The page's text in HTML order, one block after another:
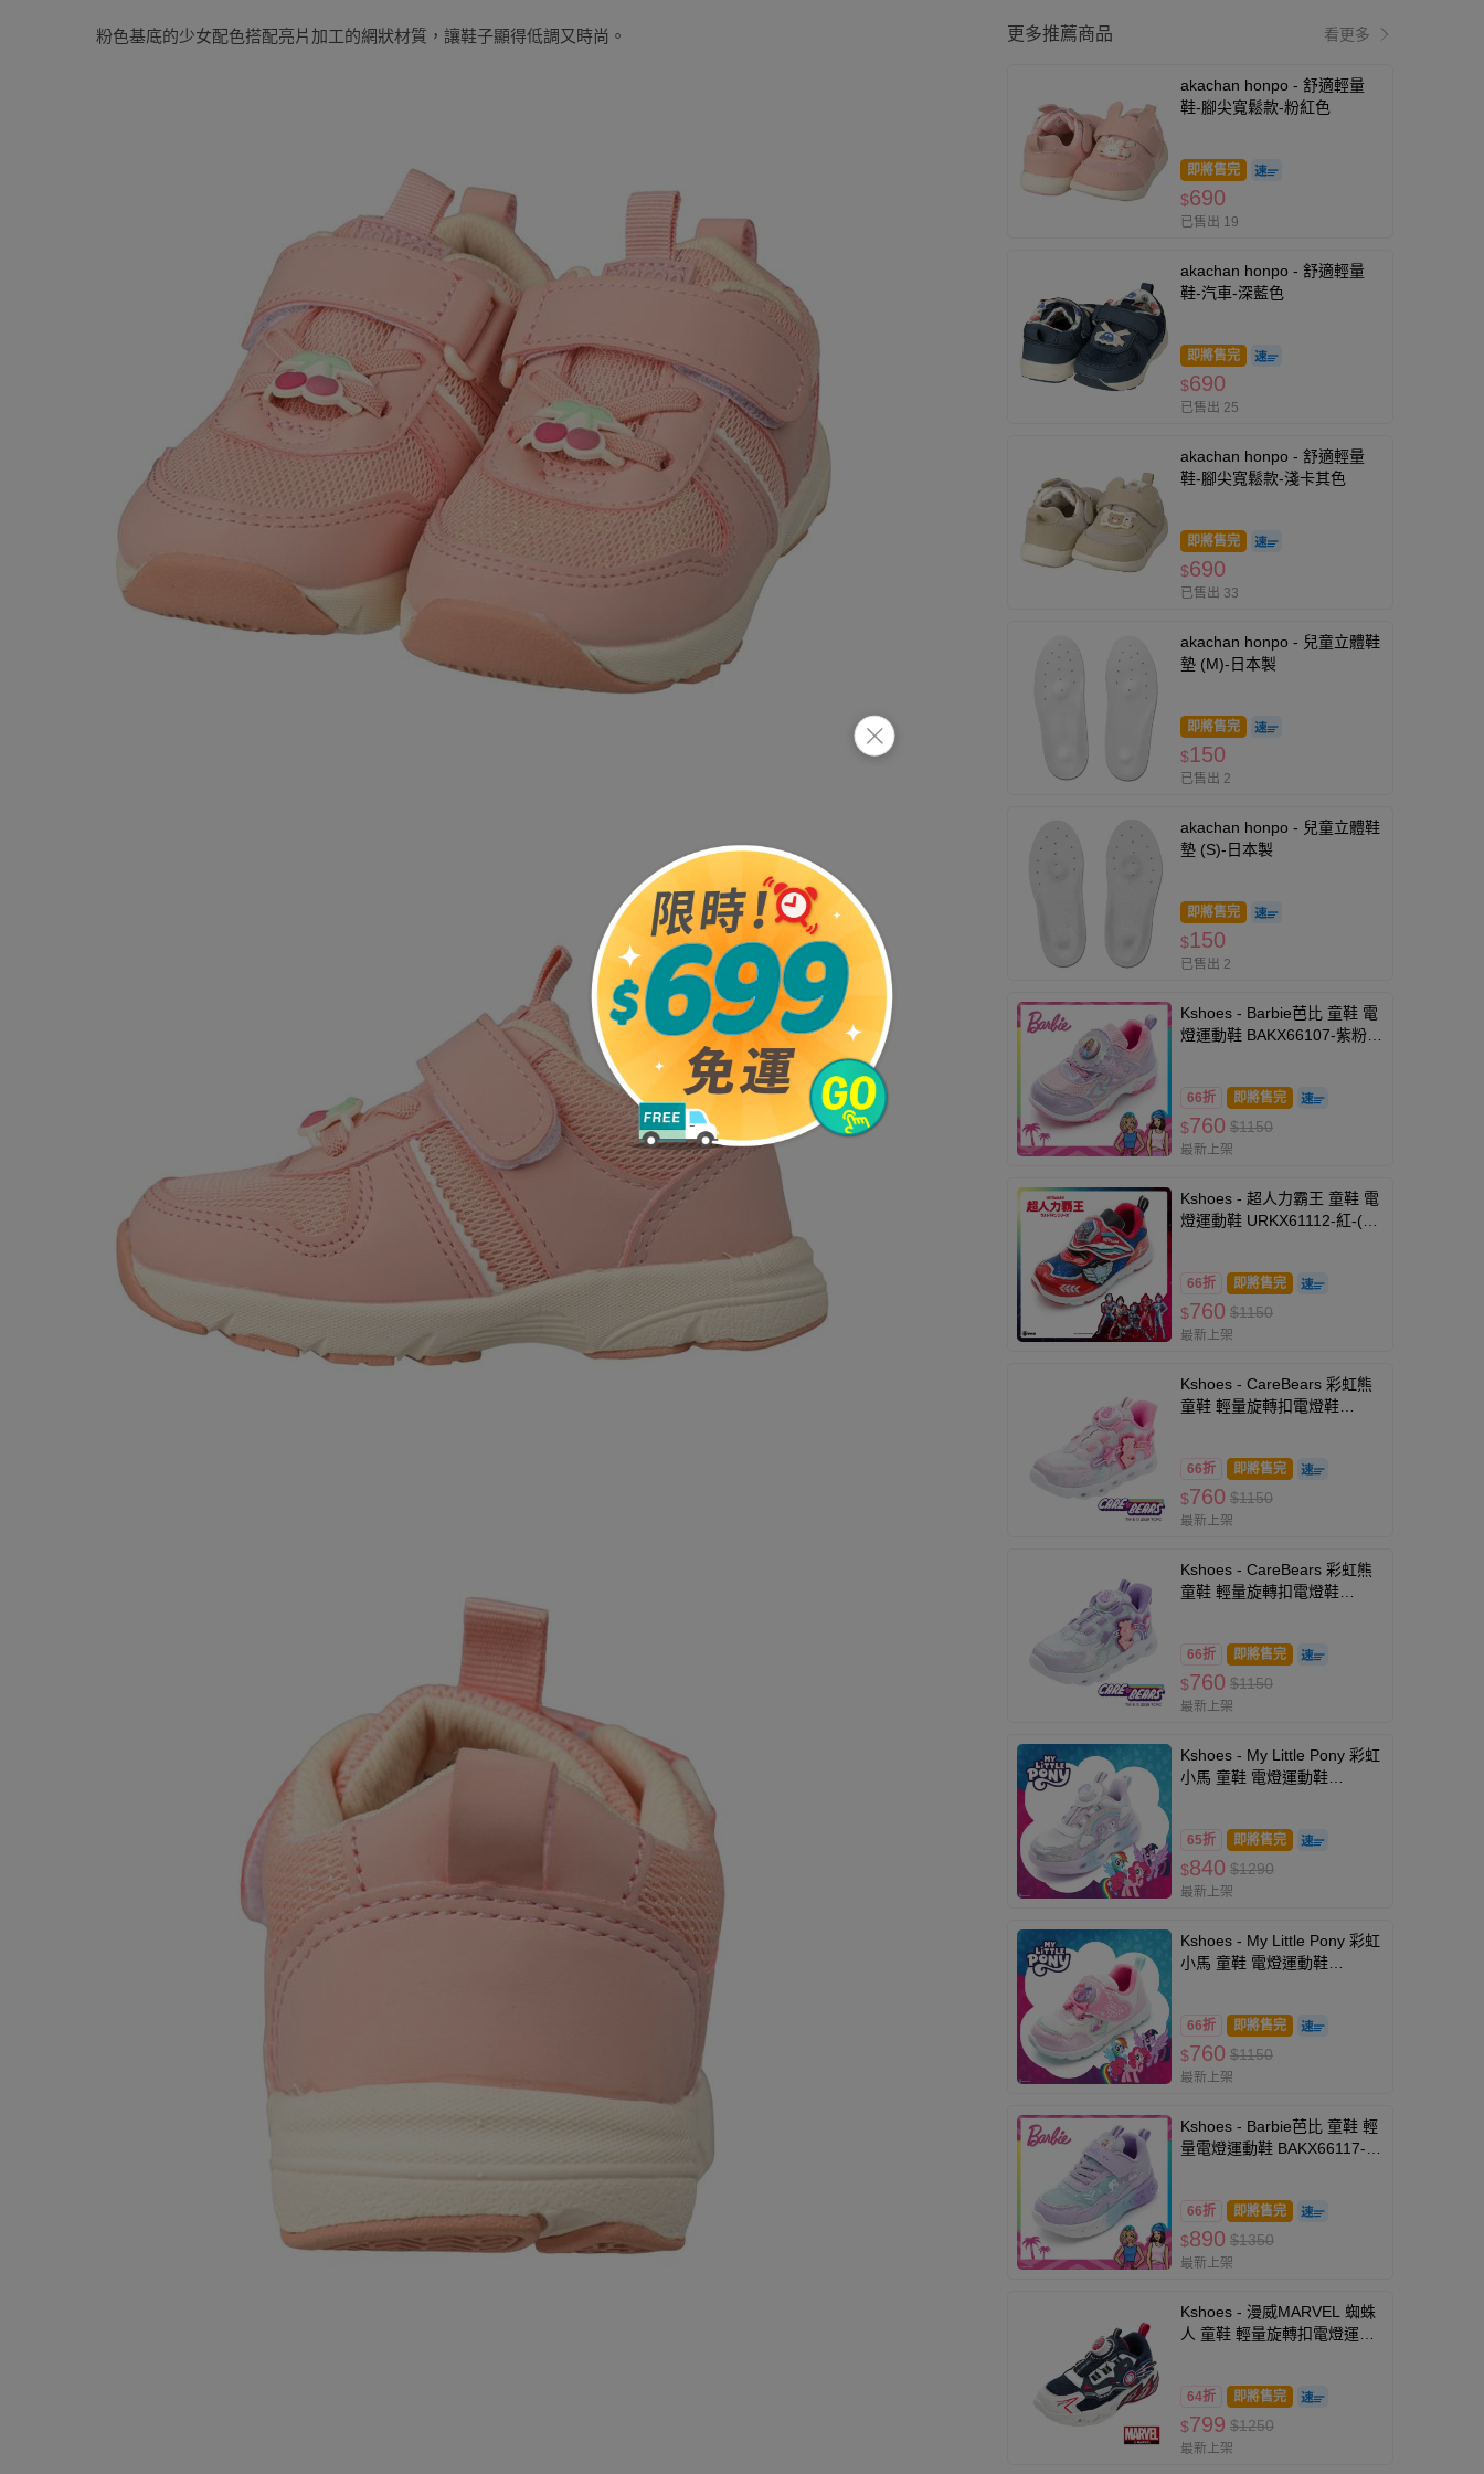
粉色基底的少女配色搭配亮片加工的網狀材質，讓鞋子顯得低調又時尚。 更多推薦商品 看更多
akachan honpo - 舒適輕量
鞋-腳尖寬鬆款-粉紅色
即將售完
$690
已售出 19
akachan honpo - 舒適輕量
鞋-汽車-深藍色
即將售完
$690
已售出 25
akachan honpo - 舒適輕量
鞋-腳尖寬鬆款-淺卡其色
即將售完
$690
已售出 33
akachan honpo - 兒童立體鞋
墊 (M)-日本製
即將售完
$150
已售出 2
akachan honpo - 兒童立體鞋
墊 (S)-日本製
即將售完
$150
已售出 2
Kshoes - Barbie芭比 童鞋 電
燈運動鞋 BAKX66107-紫粉-
66折 即將售完
$760 $1150
最新上架
Kshoes - 超人力霸王 童鞋 電
燈運動鞋 URKX61112-紅-(寶
66折 即將售完
$760 $1150
最新上架
Kshoes - CareBears 彩虹熊
童鞋 輕量旋轉扣電燈鞋
66折 即將售完
$760 $1150
最新上架
Kshoes - CareBears 彩虹熊
童鞋 輕量旋轉扣電燈鞋
66折 即將售完
$760 $1150
最新上架
Kshoes - My Little Pony 彩虹
小馬 童鞋 電燈運動鞋
65折 即將售完
$840 $1290
最新上架
Kshoes - My Little Pony 彩虹
小馬 童鞋 電燈運動鞋
66折 即將售完
$760 $1150
最新上架
Kshoes - Barbie芭比 童鞋 輕
量電燈運動鞋 BAKX66117-
66折 即將售完
$890 $1350
最新上架
Kshoes - 漫威MARVEL 蜘蛛
人 童鞋 輕量旋轉扣電燈運動
64折 即將售完
$799 $1250
最新上架